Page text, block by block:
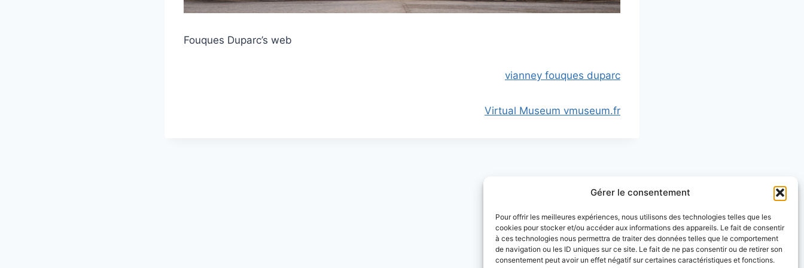
Gérer le consentement
Pour offrir les meilleures expériences, nous utilisons des technologies telles que les
cookies pour stocker et/ou accéder aux informations des appareils. Le fait de consentir
à ces technologies nous permettra de traiter des données telles que le comportement
de navigation ou les ID uniques sur ce site. Le fait de ne pas consentir ou de retirer son
consentement peut avoir un effet négatif sur certaines caractéristiques et fonctions.
Fouques Duparc’s web
vianney fouques duparc
Virtual Museum vmuseum.fr